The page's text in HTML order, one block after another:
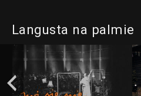
Langusta na palmie